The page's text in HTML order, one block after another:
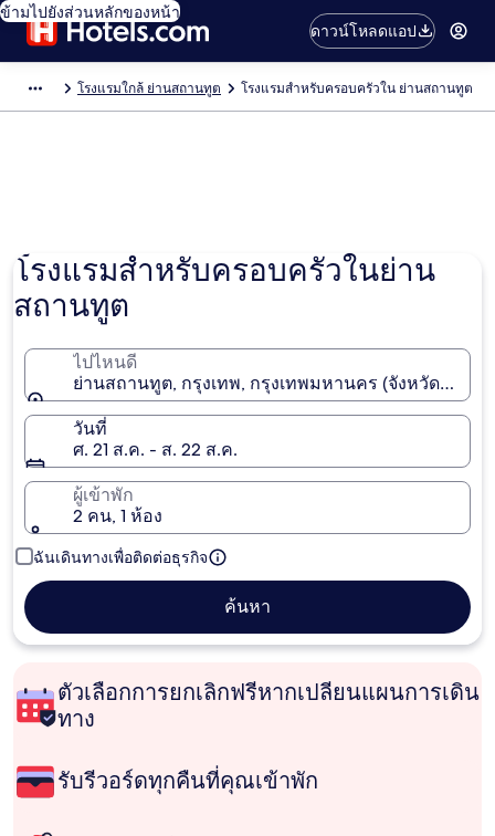
ข้ามไปยังส่วนหลักของหน้า
ดาวน์โหลดแอป
โรงแรมใกล้ ย่านสถานทูต โรงแรมสำหรับครอบครัวใน ย่านสถานทูต
โรงแรมสำหรับครอบครัวในย่าน
สถานทูต
ไปไหนดี
ย่านสถานทูต, กรุงเทพ, กรุงเทพมหานคร (จังหวัด), ไทย
วันที่
ศ. 21 ส.ค. - ส. 22 ส.ค.
ผู้เข้าพัก
2 คน, 1 ห้อง
ฉันเดินทางเพื่อติดต่อธุรกิจ
ค้นหา
ตัวเลือกการยกเลิกฟรีหากเปลี่ยนแผนการเดิน
ทาง
รับรีวอร์ดทุกคืนที่คุณเข้าพัก